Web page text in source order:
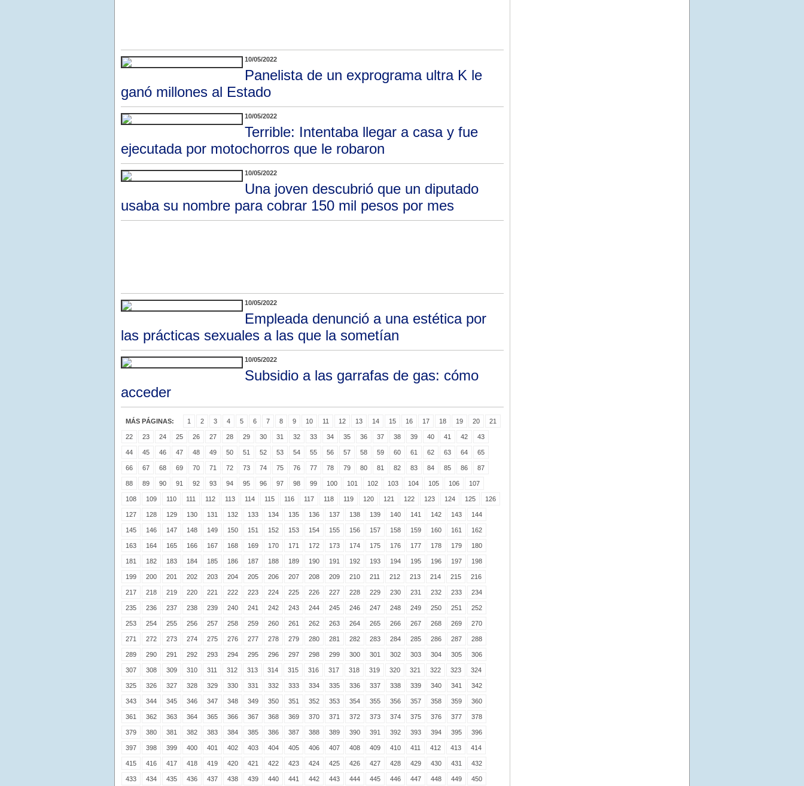
10/05/2022
Panelista de un exprograma ultra K le
ganó millones al Estado
10/05/2022
Terrible: Intentaba llegar a casa y fue
ejecutada por motochorros que le robaron
10/05/2022
Una joven descubrió que un diputado
usaba su nombre para cobrar 150 mil pesos por mes
10/05/2022
Empleada denunció a una estética por
las prácticas sexuales a las que la sometían
10/05/2022
Subsidio a las garrafas de gas: cómo
acceder
MÁS PÁGINAS: 1 2 3 4 5 6 7 8 9 10 11 12 13 14 15 16 17 18 19 20 21
22 23 24 25 26 27 28 29 30 31 32 33 34 35 36 37 38 39 40 41 42 43
44 45 46 47 48 49 50 51 52 53 54 55 56 57 58 59 60 61 62 63 64 65
66 67 68 69 70 71 72 73 74 75 76 77 78 79 80 81 82 83 84 85 86 87
88 89 90 91 92 93 94 95 96 97 98 99 100 101 102 103 104 105 106 107
108 109 110 111 112 113 114 115 116 117 118 119 120 121 122 123 124 125 126
127 128 129 130 131 132 133 134 135 136 137 138 139 140 141 142 143 144
145 146 147 148 149 150 151 152 153 154 155 156 157 158 159 160 161 162
163 164 165 166 167 168 169 170 171 172 173 174 175 176 177 178 179 180
181 182 183 184 185 186 187 188 189 190 191 192 193 194 195 196 197 198
199 200 201 202 203 204 205 206 207 208 209 210 211 212 213 214 215 216
217 218 219 220 221 222 223 224 225 226 227 228 229 230 231 232 233 234
235 236 237 238 239 240 241 242 243 244 245 246 247 248 249 250 251 252
253 254 255 256 257 258 259 260 261 262 263 264 265 266 267 268 269 270
271 272 273 274 275 276 277 278 279 280 281 282 283 284 285 286 287 288
289 290 291 292 293 294 295 296 297 298 299 300 301 302 303 304 305 306
307 308 309 310 311 312 313 314 315 316 317 318 319 320 321 322 323 324
325 326 327 328 329 330 331 332 333 334 335 336 337 338 339 340 341 342
343 344 345 346 347 348 349 350 351 352 353 354 355 356 357 358 359 360
361 362 363 364 365 366 367 368 369 370 371 372 373 374 375 376 377 378
379 380 381 382 383 384 385 386 387 388 389 390 391 392 393 394 395 396
397 398 399 400 401 402 403 404 405 406 407 408 409 410 411 412 413 414
415 416 417 418 419 420 421 422 423 424 425 426 427 428 429 430 431 432
433 434 435 436 437 438 439 440 441 442 443 444 445 446 447 448 449 450